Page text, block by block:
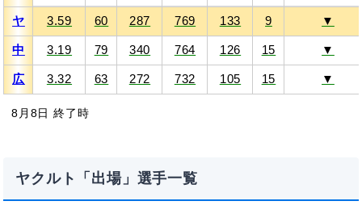
ヤ 3.59 60 287 769 133 9 ▼
中 3.19 79 340 764 126 15 ▼
広 3.32 63 272 732 105 15 ▼
8月8日 終了時
ヤクルト「出場」選手一覧